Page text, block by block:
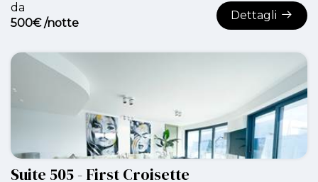
da
500€ /notte
Dettagli
Suite 505 - First Croisette